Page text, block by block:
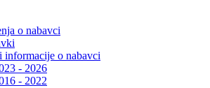
o nabavci
informacije o nabavci
- 2026
- 2022